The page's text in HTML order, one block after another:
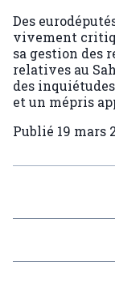
Des
vivement
sa gestion des
relatives au
des
et un mépris
Publié 19 mars